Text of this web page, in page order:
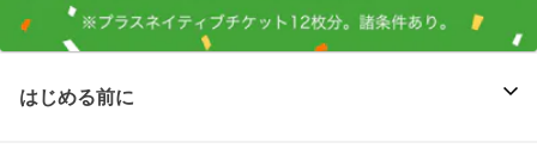
はじめる前に